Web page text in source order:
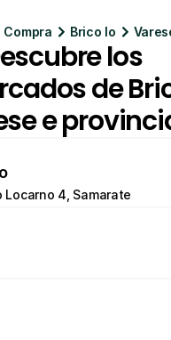
Compra Brico Io
los
de
e
Locarno 4, Samarate